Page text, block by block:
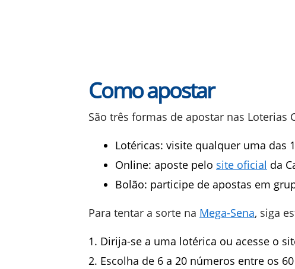
Como apostar
São três formas de apostar nas Loterias
Lotéricas: visite qualquer uma das
Online: aposte pelo site oficial da
Bolão: participe de apostas em
Para tentar a sorte na Mega-Sena, siga
Dirija-se a uma lotérica ou acesse o
Escolha de 6 a 20 números entre os